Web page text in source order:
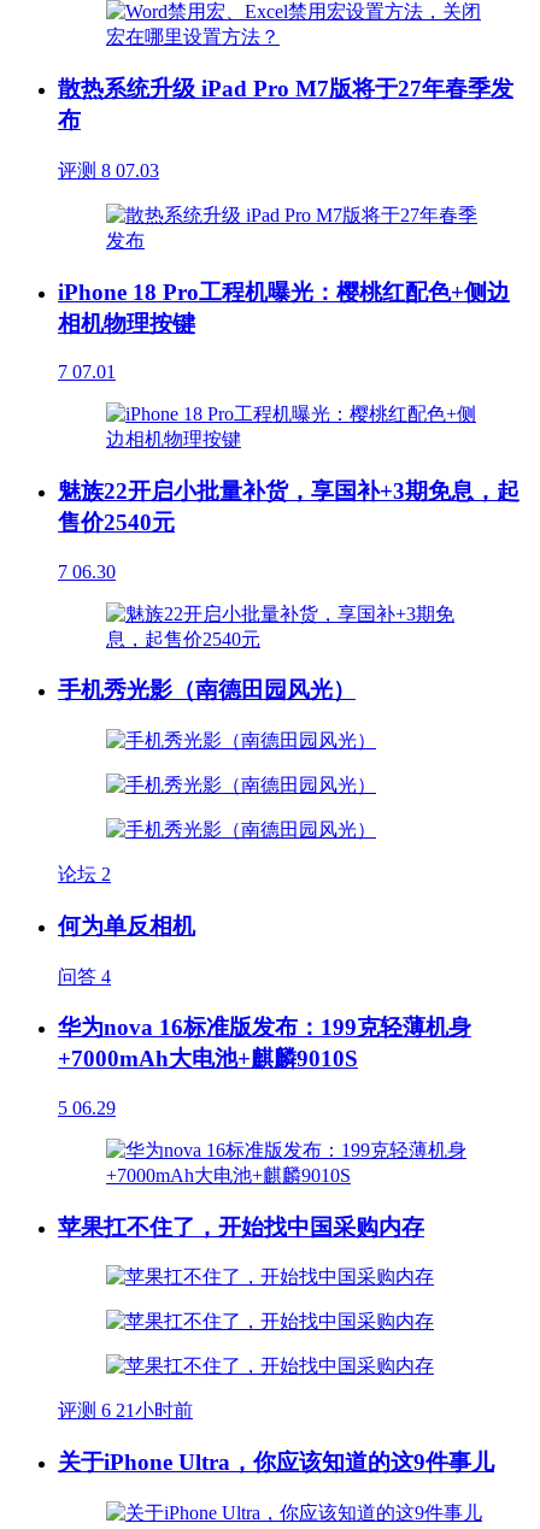
散热系统升级 iPad Pro M7版将于27年春季发
布
评测 8 07.03
iPhone 18 Pro工程机曝光：樱桃红配色+侧边
相机物理按键
7 07.01
魅族22开启小批量补货，享国补+3期免息，起
售价2540元
7 06.30
手机秀光影（南德田园风光）
论坛 2
何为单反相机
问答 4
华为nova 16标准版发布：199克轻薄机身
+7000mAh大电池+麒麟9010S
5 06.29
苹果扛不住了，开始找中国采购内存
评测 6 21小时前
关于iPhone Ultra，你应该知道的这9件事儿